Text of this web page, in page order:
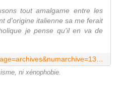
tout amalgame entre les
d'origine italienne sa me ferait
je pense qu'il en va de
ni xénophobie.